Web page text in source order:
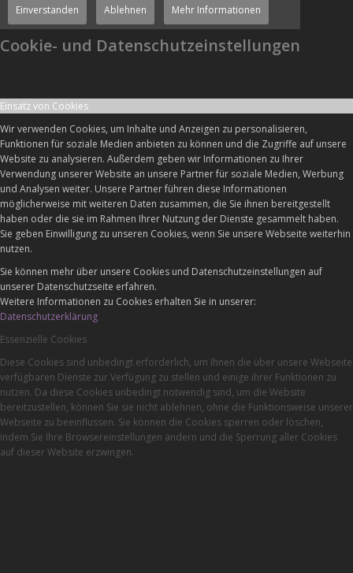
Einverstanden Ablehnen Mehr Informationen
Cookie- und Datenschutzeinstellungen
Einsatz von Cookies
Wir verwenden Cookies, um Inhalte und Anzeigen zu personalisieren,
Funktionen für soziale Medien anbieten zu können und die Zugriffe auf unsere
Website zu analysieren. Außerdem geben wir Informationen zu Ihrer
Verwendung unserer Website an unsere Partner für soziale Medien, Werbung
und Analysen weiter. Unsere Partner führen diese Informationen
möglicherweise mit weiteren Daten zusammen, die Sie ihnen bereitgestellt
haben oder die sie im Rahmen Ihrer Nutzung der Dienste gesammelt haben.
Sie geben Einwilligung zu unseren Cookies, wenn Sie unsere Webseite weiterhin
nutzen.
Sie können mehr über unsere Cookies und Datenschutzeinstellungen auf
unserer Datenschutzseite erfahren.
Weitere Informationen zu Cookies erhalten Sie in unserer:
Datenschutzerklärung
Essenzielle Cookies
Diese Cookies sind unbedingt erforderlich, um Ihnen die über unsere Webseite
verfügbaren Dienste zur Verfügung zu stellen und einige ihrer Funktionen zu
nutzen. Da diese Cookies unbedingt notwendig sind, um die Website
bereitzustellen, können Sie sie nicht ablehnen, ohne die Funktionsweise unserer
Webseite zu beeinflussen. Sie können die Cookies sperren oder löschen,
indem Sie Ihre Browsereinstellungen ändern und die Sperrung aller Cookies
auf dieser Website erzwingen.